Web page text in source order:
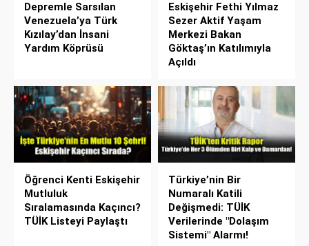
Depremle Sarsılan
Venezuela’ya Türk
Kızılay’dan İnsani
Yardım Köprüsü
Eskişehir Fethi Yılmaz
Sezer Aktif Yaşam
Merkezi Bakan
Göktaş’ın Katılımıyla
Açıldı
Öğrenci Kenti Eskişehir
Mutluluk
Sıralamasında Kaçıncı?
TÜİK Listeyi Paylaştı
Türkiye’nin Bir
Numaralı Katili
Değişmedi: TÜİK
Verilerinde "Dolaşım
Sistemi" Alarmı!